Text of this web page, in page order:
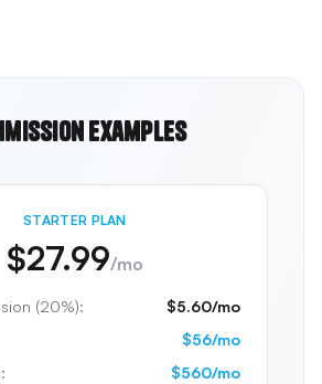
Examples
STARTER PLAN
$27.99/mo
(20%): $5.60/mo
$56/mo
$560/mo